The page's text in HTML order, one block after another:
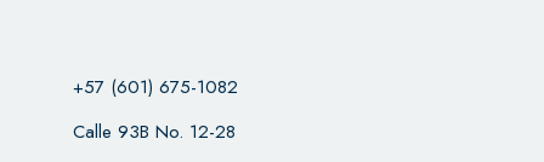
+57 (601) 675-1082
Calle 93B No. 12-28